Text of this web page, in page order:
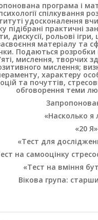
програма і
спілкування
удосконалення
підібрані практичні
дискусії, рольові
матеріалу та
Подаються розробки
мислення, творчих
мислення;
характеру
та почуттів,
обговорення теми
«Насколько я
«20
«Тест для
на самооцінку
«Тест на вміння
Вікова група: